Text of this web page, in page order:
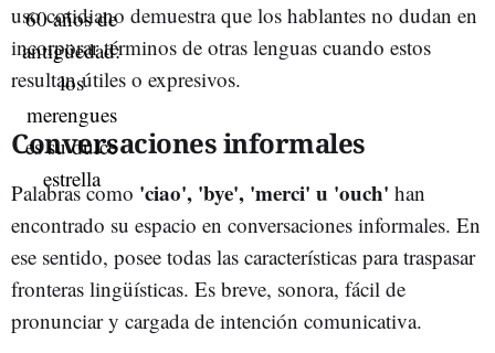
uso cotidiano demuestra que los hablantes no dudan en
incorporar términos de otras lenguas cuando estos
resultan útiles o expresivos.
Conversaciones informales
Palabras como 'ciao', 'bye', 'merci' u 'ouch' han
encontrado su espacio en conversaciones informales. En
ese sentido, posee todas las características para traspasar
fronteras lingüísticas. Es breve, sonora, fácil de
pronunciar y cargada de intención comunicativa.